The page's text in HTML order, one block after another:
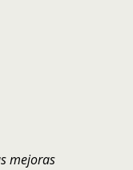
mejoras